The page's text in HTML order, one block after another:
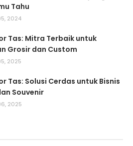
Tahu
2024
Tas: Mitra Terbaik untuk
Grosir dan Custom
2025
Tas: Solusi Cerdas untuk Bisnis
Souvenir
2025